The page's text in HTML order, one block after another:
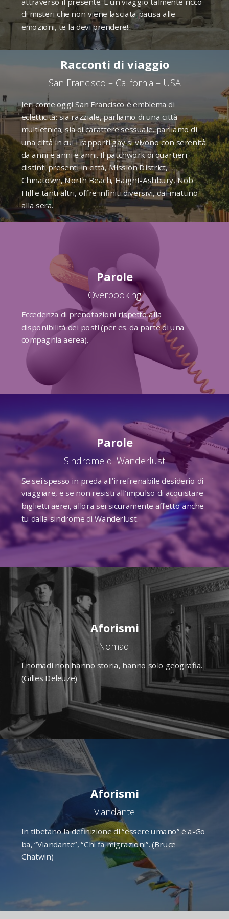
di misteri che non viene lasciata pausa alle
emozioni, te la devi prendere!
Racconti di viaggio
San Francisco – California – USA
Ieri come oggi San Francisco è emblema di
ecletticità: sia razziale, parliamo di una città
multietnica; sia di carattere sessuale, parliamo di
una città in cui i rapporti gay si vivono con serenità
da anni e anni e anni. Il patchwork di quartieri
distinti presenti in città, Mission District,
Chinatown, North Beach, Haight-Ashbury, Nob
Hill e tanti altri, offre infiniti diversivi, dal mattino
alla sera.
Parole
Overbooking
Eccedenza di prenotazioni rispetto alla
disponibilità dei posti (per es. da parte di una
compagnia aerea).
Parole
Sindrome di Wanderlust
Se sei spesso in preda all’irrefrenabile desiderio di
viaggiare, e se non resisti all’impulso di acquistare
biglietti aerei, allora sei sicuramente affetto anche
tu dalla sindrome di Wanderlust.
Aforismi
Nomadi
I nomadi non hanno storia, hanno solo geografia.
(Gilles Deleuze)
Aforismi
Viandante
In tibetano la definizione di “essere umano” è a-Go
ba, “Viandante”, “Chi fa migrazioni”. (Bruce
Chatwin)